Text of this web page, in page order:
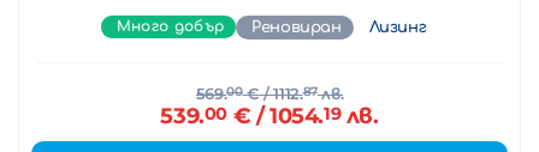
Много добър Реновиран Лизинг
569.00€/ 1112.87лв.
539.00€ / 1054.19лв.